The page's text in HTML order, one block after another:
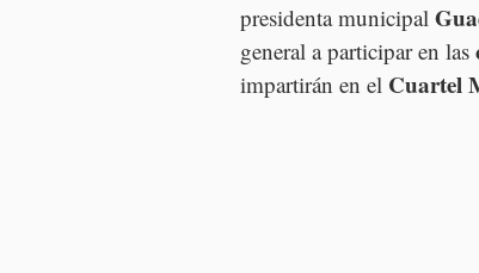
presidenta municipal
general a participar en las
impartirán en el Cuartel